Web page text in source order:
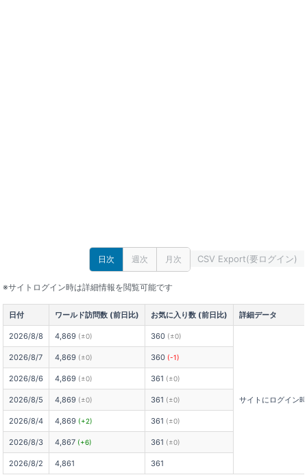
日次 週次 月次 CSV Export(要ログイン)
※サイトログイン時は詳細情報を閲覧可能です
日付 ワールド訪問数 (前日比) お気に入り数 (前日比) 詳細データ
2026/8/8 4,869 (±0) 360 (±0)
サイトにログイン
2026/8/7 4,869 (±0) 360 (-1)
2026/8/6 4,869 (±0) 361 (±0)
2026/8/5 4,869 (±0) 361 (±0)
2026/8/4 4,869 (+2) 361 (±0)
2026/8/3 4,867 (+6) 361 (±0)
2026/8/2 4,861 361